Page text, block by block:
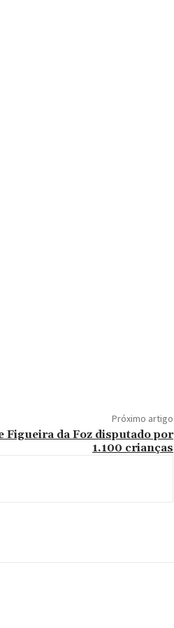
Próximo artigo
Figueira da Foz disputado por
1.100 crianças